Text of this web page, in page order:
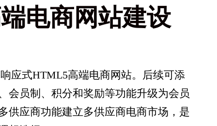
电商网站建设
应式HTML5高端电商网站。后续可添
会员制、积分和奖励等功能升级为会员
供应商功能建立多供应商电商市场，是